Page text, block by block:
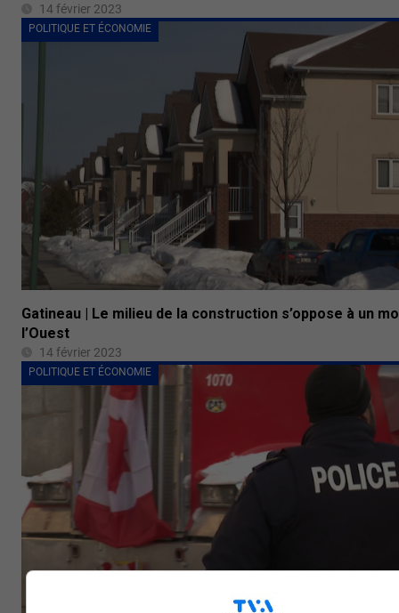
14 février 2023
POLITIQUE ET ÉCONOMIE
Gatineau | Le milieu de la construction s’oppose à un
l’Ouest
14 février 2023
POLITIQUE ET ÉCONOMIE